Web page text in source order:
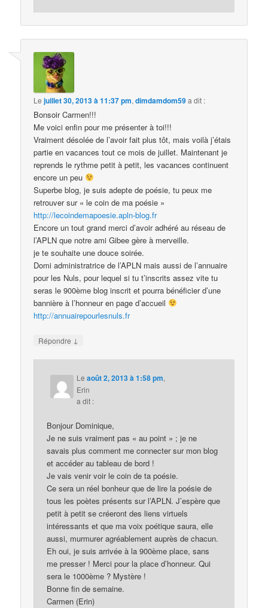
Lejuillet 30, 2013 à 11:37 pm,dimdamdom59a dit :
Bonsoir Carmen!!!
Me voici enfin pour me présenter à toi!!!
Vraiment désolée de l’avoir fait plus tôt, mais voilà j’étais
partie en vacances tout ce mois de juillet. Maintenant je
reprends le rythme petit à petit, les vacances continuent
encore un peu
Superbe blog, je suis adepte de poésie, tu peux me
retrouver sur « le coin de ma poésie »
http://lecoindemapoesie.apln-blog.fr
Encore un tout grand merci d’avoir adhéré au réseau de
l’APLN que notre ami Gibee gère à merveille.
je te souhaite une douce soirée.
Domi administratrice de l’APLN mais aussi de l’annuaire
pour les Nuls, pour lequel si tu t’inscrits assez vite tu
seras le 900ème blog inscrit et pourra bénéficier d’une
bannière à l’honneur en page d’accueil
http://annuairepourlesnuls.fr
Répondre ↓
Leaoût 2, 2013 à 1:58 pm,
Erin
a dit :
Bonjour Dominique,
Je ne suis vraiment pas « au point » ; je ne
savais plus comment me connecter sur mon blog
et accéder au tableau de bord !
Je vais venir voir le coin de ta poésie.
Ce sera un réel bonheur que de lire la poésie de
tous les poètes présents sur l’APLN. J’espère que
petit à petit se créeront des liens virtuels
intéressants et que ma voix poétique saura, elle
aussi, murmurer agréablement auprès de chacun.
Eh oui, je suis arrivée à la 900ème place, sans
me presser ! Merci pour la place d’honneur. Qui
sera le 1000ème ? Mystère !
Bonne fin de semaine.
Carmen (Erin)